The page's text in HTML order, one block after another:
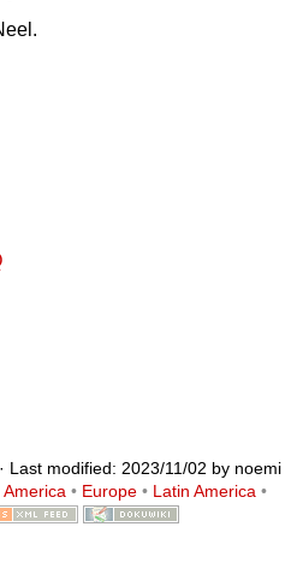
· Last modified: 2023/11/02 by noemi
America • Europe• Latin America •